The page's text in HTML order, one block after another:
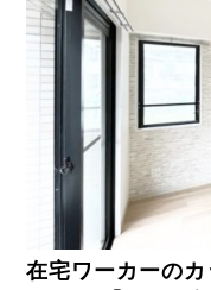
在宅ワーカーの